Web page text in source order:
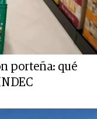
porteña: qué